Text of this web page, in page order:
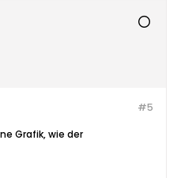
#5
Grafik, wie der